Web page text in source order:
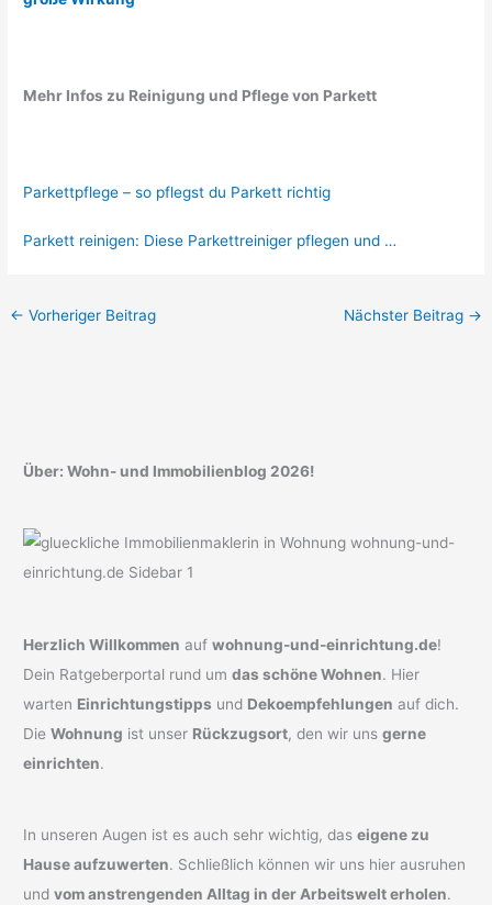
Mehr Infos zu Reinigung und Pflege von Parkett
Parkettpflege – so pflegst du Parkett richtig
Parkett reinigen: Diese Parkettreiniger pflegen und …
← Vorheriger Beitrag Nächster Beitrag →
Über: Wohn- und Immobilienblog 2026!
Herzlich Willkommen aufwohnung-und-einrichtung.de!
Dein Ratgeberportal rund umdas schöne Wohnen. Hier
warten Einrichtungstipps und Dekoempfehlungen auf dich.
DieWohnung ist unser Rückzugsort, den wir unsgerne
einrichten.
In unseren Augen ist es auch sehr wichtig, daseigene zu
Hause aufzuwerten. Schließlich können wir uns hier ausruhen
undvom anstrengenden Alltag in der Arbeitswelt erholen.